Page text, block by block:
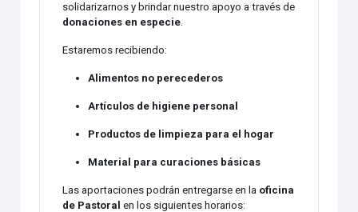
solidarizarnos y brindar nuestro apoyo a través de
donaciones en especie.
Estaremos recibiendo:
Alimentos no perecederos
Artículos de higiene personal
Productos de limpieza para el hogar
Material para curaciones básicas
Las aportaciones podrán entregarse en la oficina
de Pastoral en los siguientes horarios: